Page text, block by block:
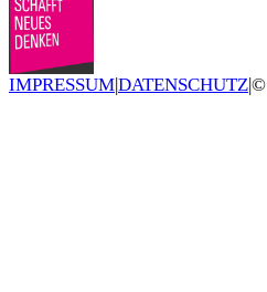
IMPRESSUM|DATENSCHUTZ|©